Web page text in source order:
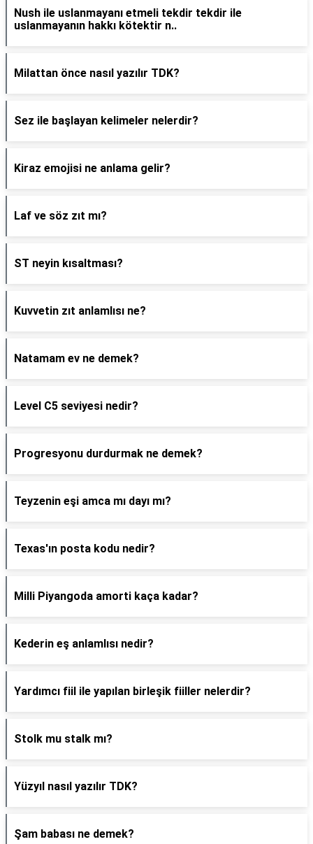
Nush ile uslanmayanı etmeli tekdir tekdir ile
uslanmayanın hakkı kötektir n..
Milattan önce nasıl yazılır TDK?
Sez ile başlayan kelimeler nelerdir?
Kiraz emojisi ne anlama gelir?
Laf ve söz zıt mı?
ST neyin kısaltması?
Kuvvetin zıt anlamlısı ne?
Natamam ev ne demek?
Level C5 seviyesi nedir?
Progresyonu durdurmak ne demek?
Teyzenin eşi amca mı dayı mı?
Texas'ın posta kodu nedir?
Milli Piyangoda amorti kaça kadar?
Kederin eş anlamlısı nedir?
Yardımcı fiil ile yapılan birleşik fiiller nelerdir?
Stolk mu stalk mı?
Yüzyıl nasıl yazılır TDK?
Şam babası ne demek?